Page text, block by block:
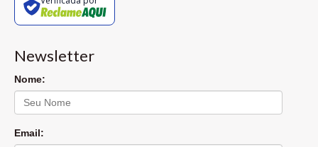
Newsletter
Nome:
Email: